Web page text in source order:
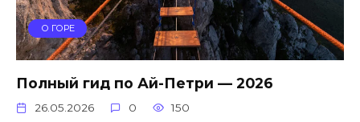
О ГОРЕ
Полный гид по Ай-Петри — 2026
26.05.2026 0 150